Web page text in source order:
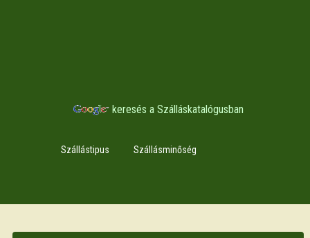
keresés a Szálláskatalógusban
Szállástipus Szállásminőség